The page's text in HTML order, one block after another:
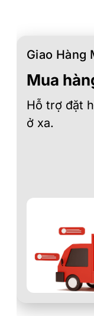
Giao Hàng
Mua
Hỗ trợ đặt
ở xa.